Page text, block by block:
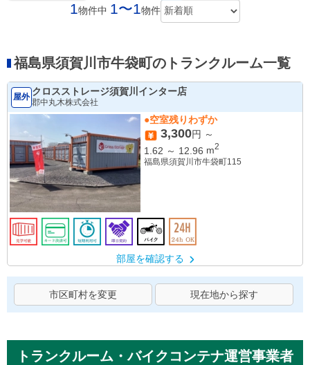
1物件中 1〜1物件
福島県須賀川市牛袋町のトランクルーム一覧
屋外 クロスストレージ須賀川インター店
郡中丸木株式会社
●空室残りわずか
3,300円 ～
1.62 ～ 12.96 m2
福島県須賀川市牛袋町115
部屋を確認する
市区町村を変更 現在地から探す
トランクルーム・バイクコンテナ運営事業者